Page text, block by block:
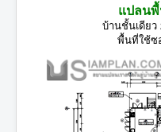
แปลน
บ้านชั้นเดีย
พื้นที่ใช้ซ